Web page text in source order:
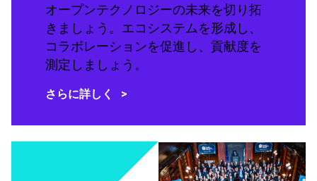
オープンテクノロジーの未来を切り拓
きましょう。エコシステムを形成し、
コラボレーションを促進し、貢献度を
測定しましょう。
さらに詳しく